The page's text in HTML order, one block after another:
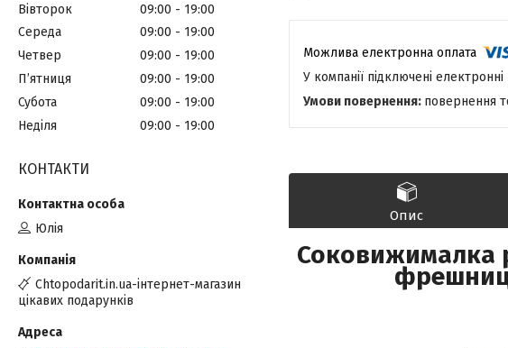
У компанії підключені
повернення
Опис
Соковижималка
Вівторок
09:00
19:00
Середа
09:00
19:00
Четвер
09:00
19:00
Пʼятниця
09:00
19:00
Субота
09:00
19:00
Неділя
09:00 19:00
КОНТАКТИ
Юлія
Chtopodarit.in.ua-інтернет-магазин
цікавих подарунків